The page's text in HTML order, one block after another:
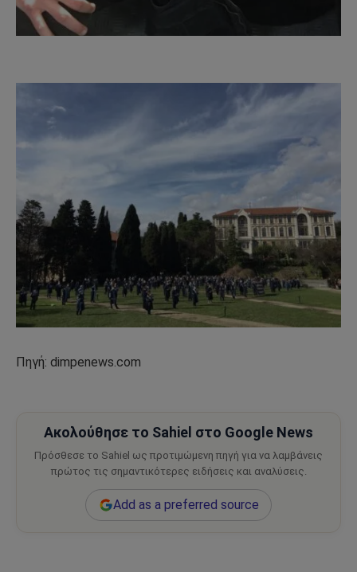
Πηγή: dimpenews.com
Ακολούθησε το Sahiel στο Google News
Πρόσθεσε το Sahiel ως προτιμώμενη πηγή για να λαμβάνεις
πρώτος τις σημαντικότερες ειδήσεις και αναλύσεις.
Add as a preferred source